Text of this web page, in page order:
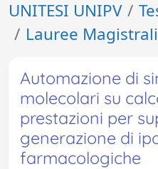
UNITESI UNIPV
Lauree Magistrali
Automazione di
molecolari su
prestazioni per
generazione di
farmacologiche